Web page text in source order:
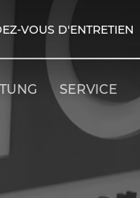
VOUS D'ENTRETIEN
SERVICE